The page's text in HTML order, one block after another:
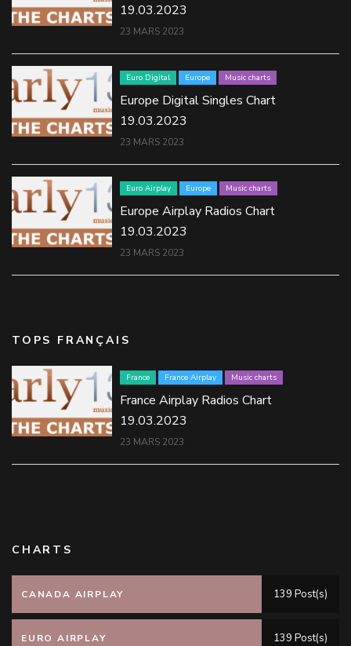
19.03.2023
23 MARS 2023
Euro Digital Europe Music charts
Europe Digital Singles Chart
19.03.2023
23 MARS 2023
Euro Airplay Europe Music charts
Europe Airplay Radios Chart
19.03.2023
23 MARS 2023
TOPS FRANÇAIS
France France Airplay Music charts
France Airplay Radios Chart
19.03.2023
23 MARS 2023
CHARTS
CANADA AIRPLAY 139 Post(s)
EURO AIRPLAY 139 Post(s)